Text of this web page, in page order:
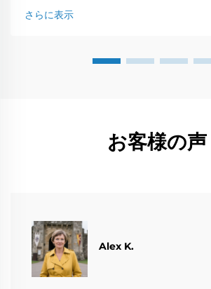
margin-bottom: 18px; font-size: 20px
w...
さらに表示
お客様の声
Alex K.